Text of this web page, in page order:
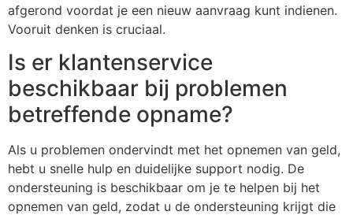
afgerond voordat je een nieuw aanvraag kunt indienen.
Vooruit denken is cruciaal.
Is er klantenservice
beschikbaar bij problemen
betreffende opname?
Als u problemen ondervindt met het opnemen van geld,
hebt u snelle hulp en duidelijke support nodig. De
ondersteuning is beschikbaar om je te helpen bij het
opnemen van geld, zodat u de ondersteuning krijgt die